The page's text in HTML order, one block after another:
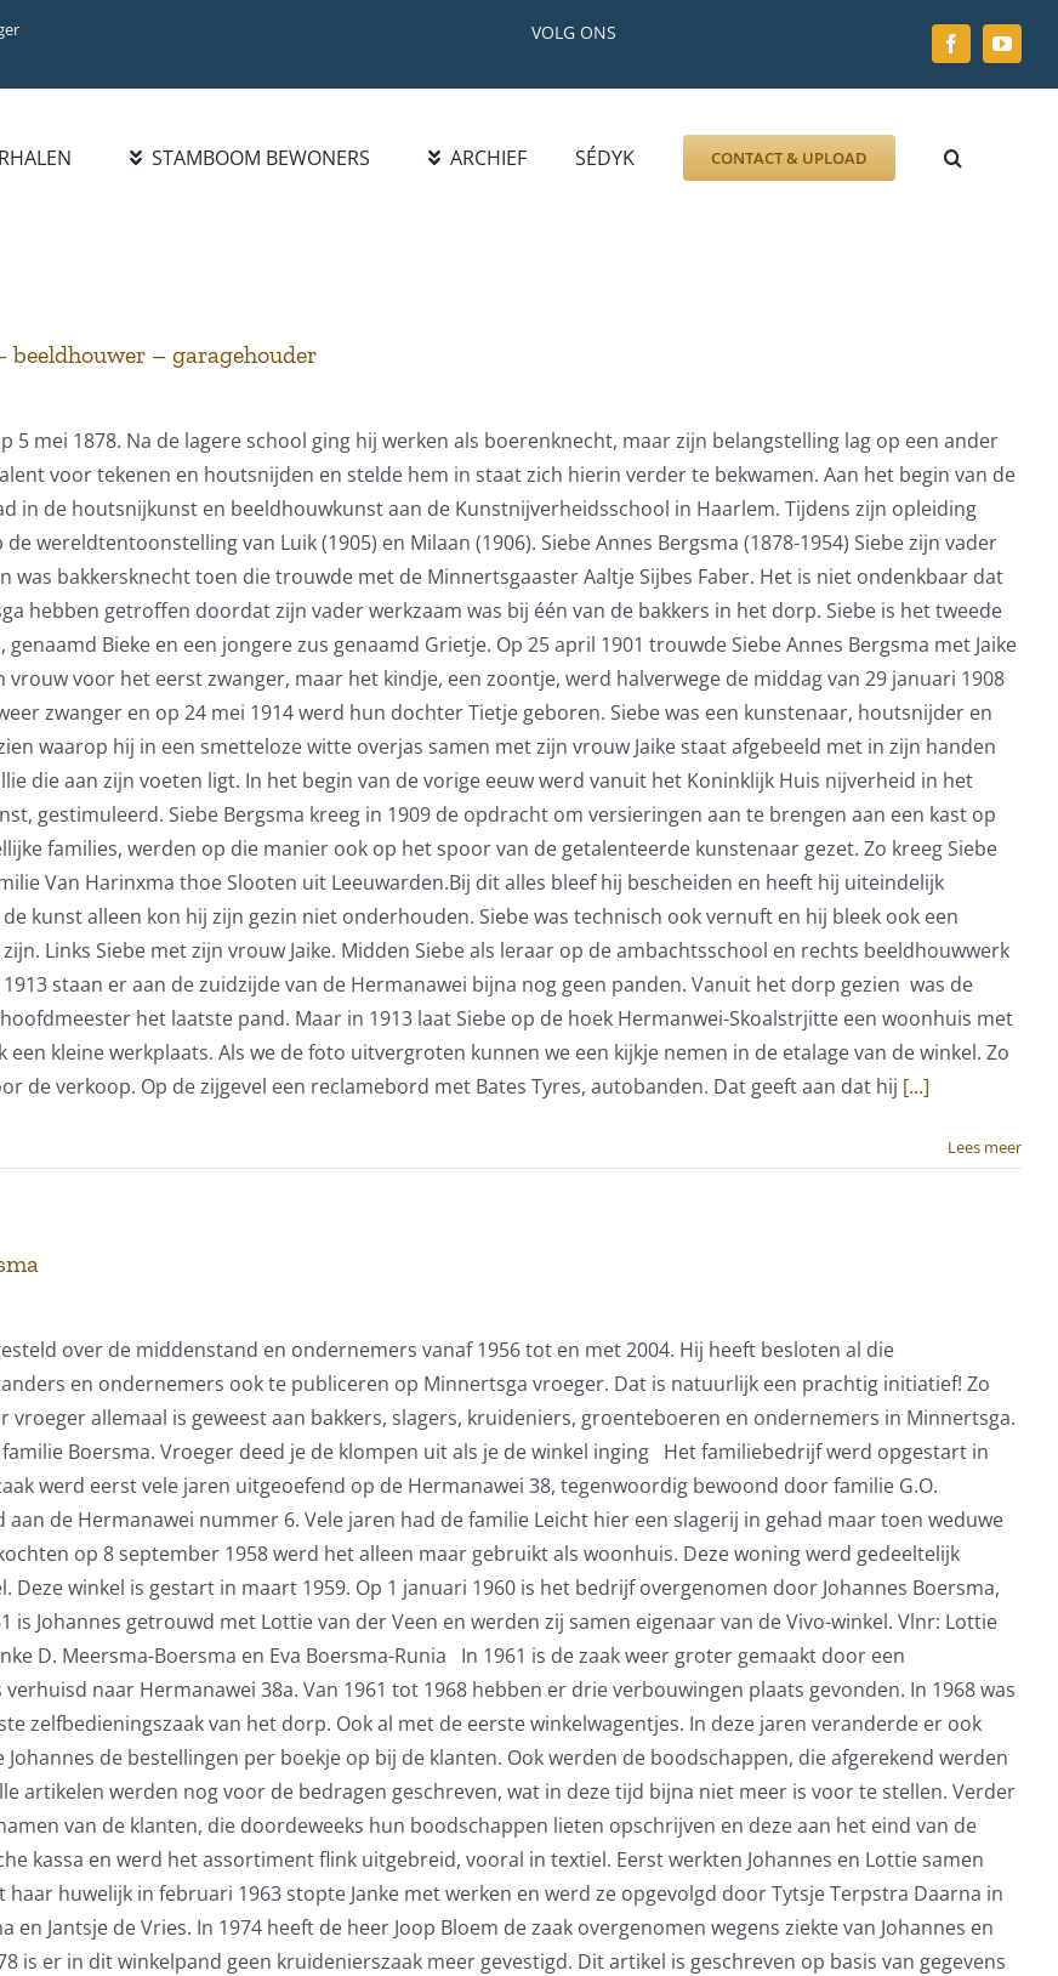
VOLG ONS
STAMBOOM BEWONERS
STATISTIEKEN
ARCHIEF
HANDELSREGISTER
1928
SÉDYK CONTACT & UPLOAD
beeldhouwer – garagehouder
5 mei 1878. Na de lagere school ging hij werken als boerenknecht, maar zijn belangstelling lag op een ander
voor tekenen en houtsnijden en stelde hem in staat zich hierin verder te bekwamen. Aan het begin van de
in de houtsnijkunst en beeldhouwkunst aan de Kunstnijverheidsschool in Haarlem. Tijdens zijn opleiding
wereldtentoonstelling van Luik (1905) en Milaan (1906). Siebe Annes Bergsma (1878-1954) Siebe zijn vader
bakkersknecht toen die trouwde met de Minnertsgaaster Aaltje Sijbes Faber. Het is niet ondenkbaar dat
hebben getroffen doordat zijn vader werkzaam was bij één van de bakkers in het dorp. Siebe is het tweede
Bieke en een jongere zus genaamd Grietje. Op 25 april 1901 trouwde Siebe Annes Bergsma met Jaike
voor het eerst zwanger, maar het kindje, een zoontje, werd halverwege de middag van 29 januari 1908
zwanger en op 24 mei 1914 werd hun dochter Tietje geboren. Siebe was een kunstenaar, houtsnijder en
waarop hij in een smetteloze witte overjas samen met zijn vrouw Jaike staat afgebeeld met in zijn handen
die aan zijn voeten ligt. In het begin van de vorige eeuw werd vanuit het Koninklijk Huis nijverheid in het
gestimuleerd. Siebe Bergsma kreeg in 1909 de opdracht om versieringen aan te brengen aan een kast op
families, werden op die manier ook op het spoor van de getalenteerde kunstenaar gezet. Zo kreeg Siebe
Van Harinxma thoe Slooten uit Leeuwarden.Bij dit alles bleef hij bescheiden en heeft hij uiteindelijk
kunst alleen kon hij zijn gezin niet onderhouden. Siebe was technisch ook vernuft en hij bleek ook een
Links Siebe met zijn vrouw Jaike. Midden Siebe als leraar op de ambachtsschool en rechts beeldhouwwerk
staan er aan de zuidzijde van de Hermanawei bijna nog geen panden. Vanuit het dorp gezien was de
het laatste pand. Maar in 1913 laat Siebe op de hoek Hermanwei-Skoalstrjitte een woonhuis met
kleine werkplaats. Als we de foto uitvergroten kunnen we een kijkje nemen in de etalage van de winkel. Zo
de verkoop. Op de zijgevel een reclamebord met Bates Tyres, autobanden. Dat geeft aan dat hij [...]
Lees meer
over de middenstand en ondernemers vanaf 1956 tot en met 2004. Hij heeft besloten al die
en ondernemers ook te publiceren op Minnertsga vroeger. Dat is natuurlijk een prachtig initiatief! Zo
vroeger allemaal is geweest aan bakkers, slagers, kruideniers, groenteboeren en ondernemers in Minnertsga.
familie Boersma. Vroeger deed je de klompen uit als je de winkel inging Het familiebedrijf werd opgestart in
werd eerst vele jaren uitgeoefend op de Hermanawei 38, tegenwoordig bewoond door familie G.O.
de Hermanawei nummer 6. Vele jaren had de familie Leicht hier een slagerij in gehad maar toen weduwe
op 8 september 1958 werd het alleen maar gebruikt als woonhuis. Deze woning werd gedeeltelijk
winkel is gestart in maart 1959. Op 1 januari 1960 is het bedrijf overgenomen door Johannes Boersma,
is Johannes getrouwd met Lottie van der Veen en werden zij samen eigenaar van de Vivo-winkel. Vlnr: Lottie
D. Meersma-Boersma en Eva Boersma-Runia In 1961 is de zaak weer groter gemaakt door een
naar Hermanawei 38a. Van 1961 tot 1968 hebben er drie verbouwingen plaats gevonden. In 1968 was
zelfbedieningszaak van het dorp. Ook al met de eerste winkelwagentjes. In deze jaren veranderde er ook
de bestellingen per boekje op bij de klanten. Ook werden de boodschappen, die afgerekend werden
artikelen werden nog voor de bedragen geschreven, wat in deze tijd bijna niet meer is voor te stellen. Verder
van de klanten, die doordeweeks hun boodschappen lieten opschrijven en deze aan het eind van de
kassa en werd het assortiment flink uitgebreid, vooral in textiel. Eerst werkten Johannes en Lottie samen
haar huwelijk in februari 1963 stopte Janke met werken en werd ze opgevolgd door Tytsje Terpstra Daarna in
Jantsje de Vries. In 1974 heeft de heer Joop Bloem de zaak overgenomen wegens ziekte van Johannes en
is er in dit winkelpand geen kruidenierszaak meer gevestigd. Dit artikel is geschreven op basis van gegevens